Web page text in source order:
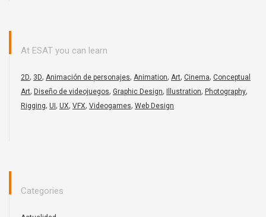
At ESAT you can learn
2D, 3D, Animación de personajes, Animation, Art, Cinema, Conceptual
Art, Diseño de videojuegos, Graphic Design, Illustration, Photography,
Rigging, UI , UX, VFX, Videogames, Web Design
Categories